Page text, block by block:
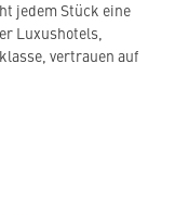
jedem Stück eine
Luxushotels,
vertrauen auf